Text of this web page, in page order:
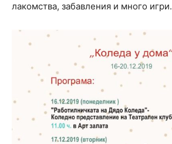
лакомства, забавления и много игри.